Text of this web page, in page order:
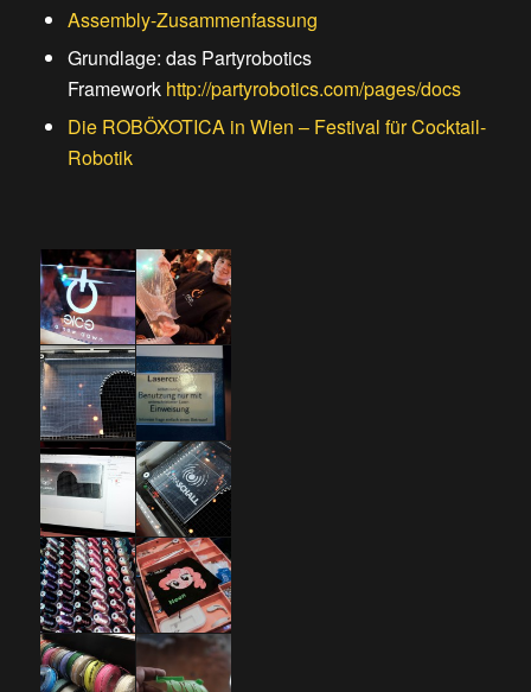
Assembly-Zusammenfassung
Grundlage: das Partyrobotics
Framework http://partyrobotics.com/pages/docs
Die ROBÖXOTICA in Wien – Festival für Cocktail-
Robotik